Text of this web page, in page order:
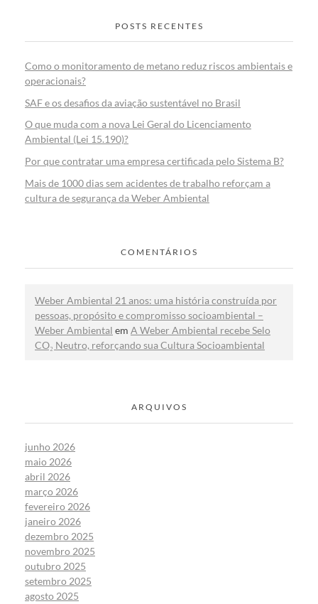
POSTS RECENTES
Como o monitoramento de metano reduz riscos ambientais e
operacionais?
SAF e os desafios da aviação sustentável no Brasil
O que muda com a nova Lei Geral do Licenciamento
Ambiental (Lei 15.190)?
Por que contratar uma empresa certificada pelo Sistema B?
Mais de 1000 dias sem acidentes de trabalho reforçam a
cultura de segurança da Weber Ambiental
COMENTÁRIOS
Weber Ambiental 21 anos: uma história construída por
pessoas, propósito e compromisso socioambiental –
Weber Ambiental em A Weber Ambiental recebe Selo
CO₂ Neutro, reforçando sua Cultura Socioambiental
ARQUIVOS
junho 2026
maio 2026
abril 2026
março 2026
fevereiro 2026
janeiro 2026
dezembro 2025
novembro 2025
outubro 2025
setembro 2025
agosto 2025